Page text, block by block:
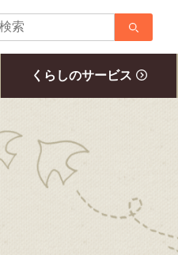
くらしのサービス